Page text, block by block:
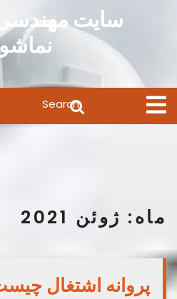
سایت
Open
Menu
for:
ماه: ژوئن 2021
پروانه اشتغال